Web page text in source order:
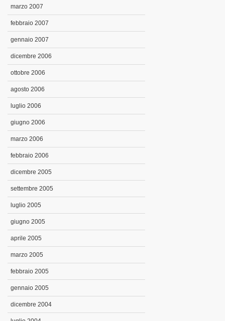
marzo 2007
febbraio 2007
gennaio 2007
dicembre 2006
ottobre 2006
agosto 2006
luglio 2006
giugno 2006
marzo 2006
febbraio 2006
dicembre 2005
settembre 2005
luglio 2005
giugno 2005
aprile 2005
marzo 2005
febbraio 2005
gennaio 2005
dicembre 2004